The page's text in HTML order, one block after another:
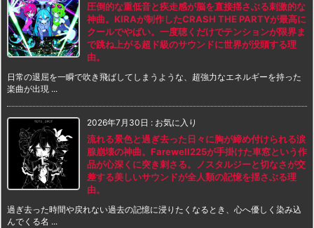
圧倒的な重低音と疾走感が脳を直接揺さぶる刺激的な
神曲。KIRAが制作したCRASH THE PARTYが最高に
クールでやばい。一度聴くだけでテンションが限界ま
で跳ね上がる超ド級のサウンドに世界が没頭する理
由。
日常の退屈を一瞬で吹き飛ばしてしまうような、超強力なエネルギーを持った
楽曲が出現 ...
2026年7月30日 : お気に入り
流れる景色と過ぎ去った日々に胸が締め付けられる涙
腺崩壊の神曲。Farewell225が手掛けた車窓という作
品が心深くに突き刺さる。ノスタルジーと切なさが交
差する美しいサウンドが全人類の記憶を揺さぶる理
由。
過ぎ去った時間や戻れない過去の記憶に浸りたくなるとき、心へ優しく染み込
んでくる名 ...